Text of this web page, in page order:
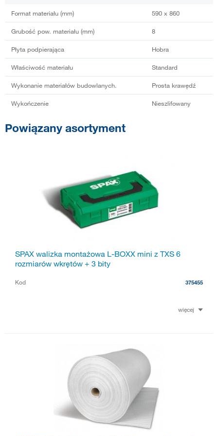
Format materiału (mm) 590 x 860
Grubość pow. materiału (mm) 8
Płyta podpierająca Hobra
Właściwość materiału Standard
Wykonanie materiałów budowlanych. Prosta krawędź
Wykończenie Nieszlifowany
Powiązany asortyment
SPAX walizka montażowa L-BOXX mini z TXS 6
rozmiarów wkrętów + 3 bity
Kod 375455
więcej